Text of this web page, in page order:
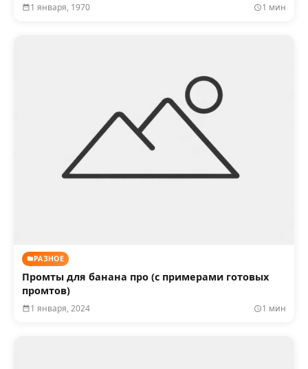
1 января, 1970 1 мин
РАЗНОЕ
Промты для банана про (с примерами готовых
промтов)
1 января, 2024 1 мин